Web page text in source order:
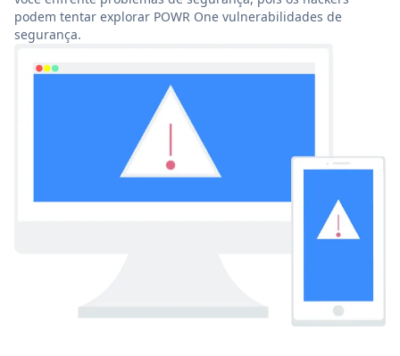
podem tentar explorar POWR One vulnerabilidades de
segurança.